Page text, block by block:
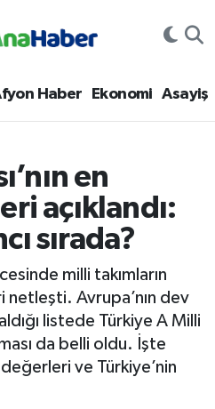
Haber Ekonomi Asayiş
en
açıklandı:
sırada?
milli takımların
Avrupa’nın dev
listede Türkiye A Milli
da belli oldu. İşte
ve Türkiye’nin
Eczaneler
Durumu
Yoğunluk Haritası
ve Fikstür